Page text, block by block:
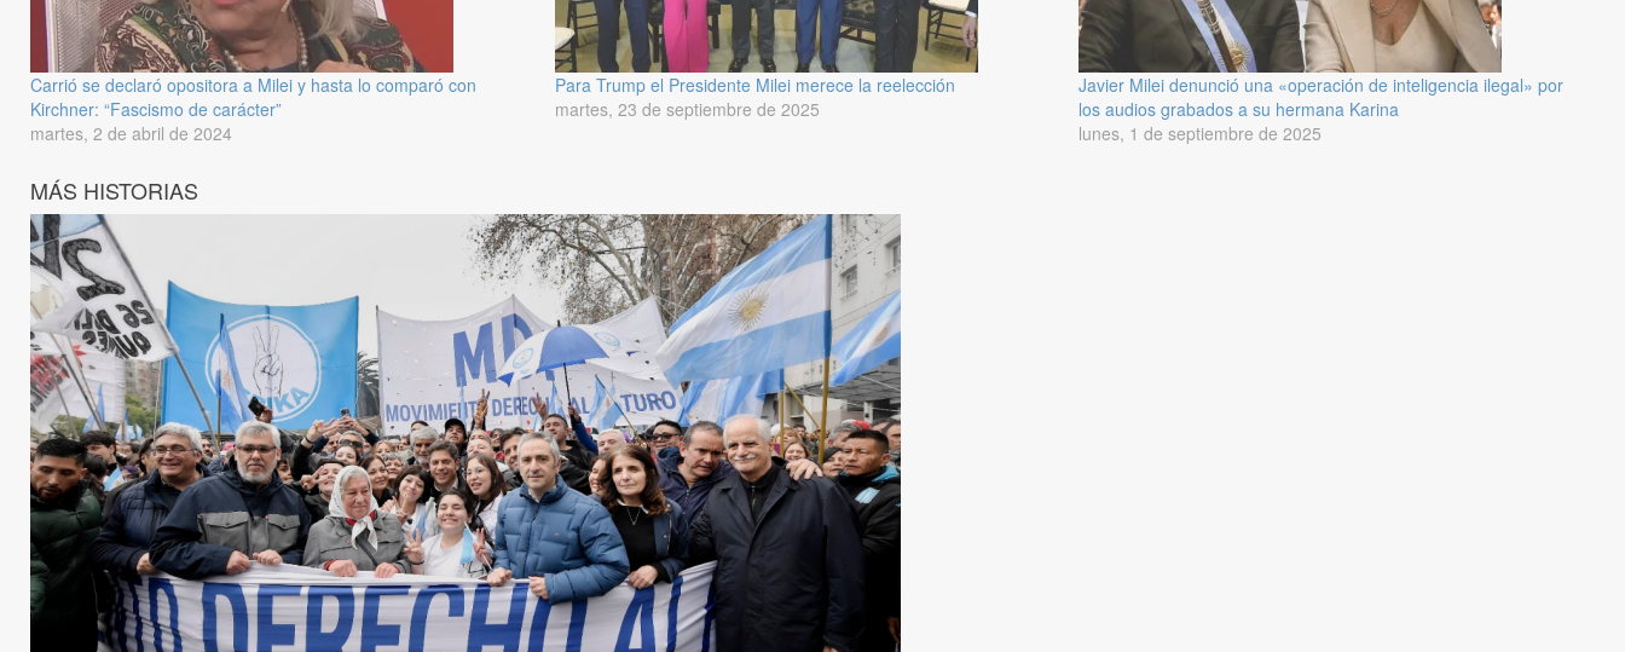
Carrió se declaró opositora a Milei y hasta lo comparó con
Kirchner: “Fascismo de carácter”
martes, 2 de abril de 2024
Para Trump el Presidente Milei merece la reelección
martes, 23 de septiembre de 2025
Javier Milei denunció una «operación de inteligencia ilegal» por
los audios grabados a su hermana Karina
lunes, 1 de septiembre de 2025
MÁS HISTORIAS